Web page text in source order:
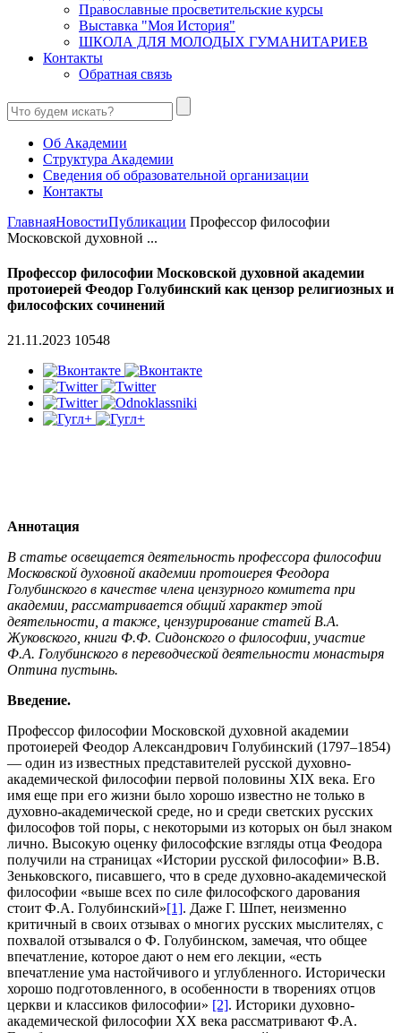
Православные просветительские курсы
Выставка "Моя История"
ШКОЛА ДЛЯ МОЛОДЫХ ГУМАНИТАРИЕВ
Контакты
Обратная связь
Об Академии
Структура Академии
Сведения об образовательной организации
Контакты
ГлавнаяНовостиПубликации Профессор философии
Московской духовной ...
Профессор философии Московской духовной академии
протоиерей Феодор Голубинский как цензор религиозных и
философских сочинений
21.11.2023 10548
Аннотация
В статье освещается деятельность профессора философии
Московской духовной академии протоиерея Феодора
Голубинского в качестве члена цензурного комитета при
академии, рассматривается общий характер этой
деятельности, а также, цензурирование статей В.А.
Жуковского, книги Ф.Ф. Сидонского о философии, участие
Ф.А. Голубинского в переводческой деятельности монастыря
Оптина пустынь.
Введение.
Профессор философии Московской духовной академии
протоиерей Феодор Александрович Голубинский (1797–1854)
— один из известных представителей русской духовно-
академической философии первой половины XIX века. Его
имя еще при его жизни было хорошо известно не только в
духовно-академической среде, но и среди светских русских
философов той поры, с некоторыми из которых он был знаком
лично. Высокую оценку философские взгляды отца Феодора
получили на страницах «Истории русской философии» В.В.
Зеньковского, писавшего, что в среде духовно-академической
философии «выше всех по силе философского дарования
стоит Ф.А. Голубинский»[1]. Даже Г. Шпет, неизменно
критичный в своих отзывах о многих русских мыслителях, с
похвалой отзывался о Ф. Голубинском, замечая, что общее
впечатление, которое дают о нем его лекции, «есть
впечатление ума настойчивого и углубленного. Исторически
хорошо подготовленного, в особенности в творениях отцов
церкви и классиков философии» [2]. Историки духовно-
академической философии XX века рассматривают Ф.А.